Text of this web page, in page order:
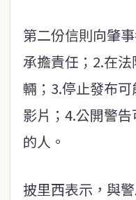
第二份信則向肇
承擔責任；2.在
輛；3.停止發布
影片；4.公開警
的人。
披里西表示，與